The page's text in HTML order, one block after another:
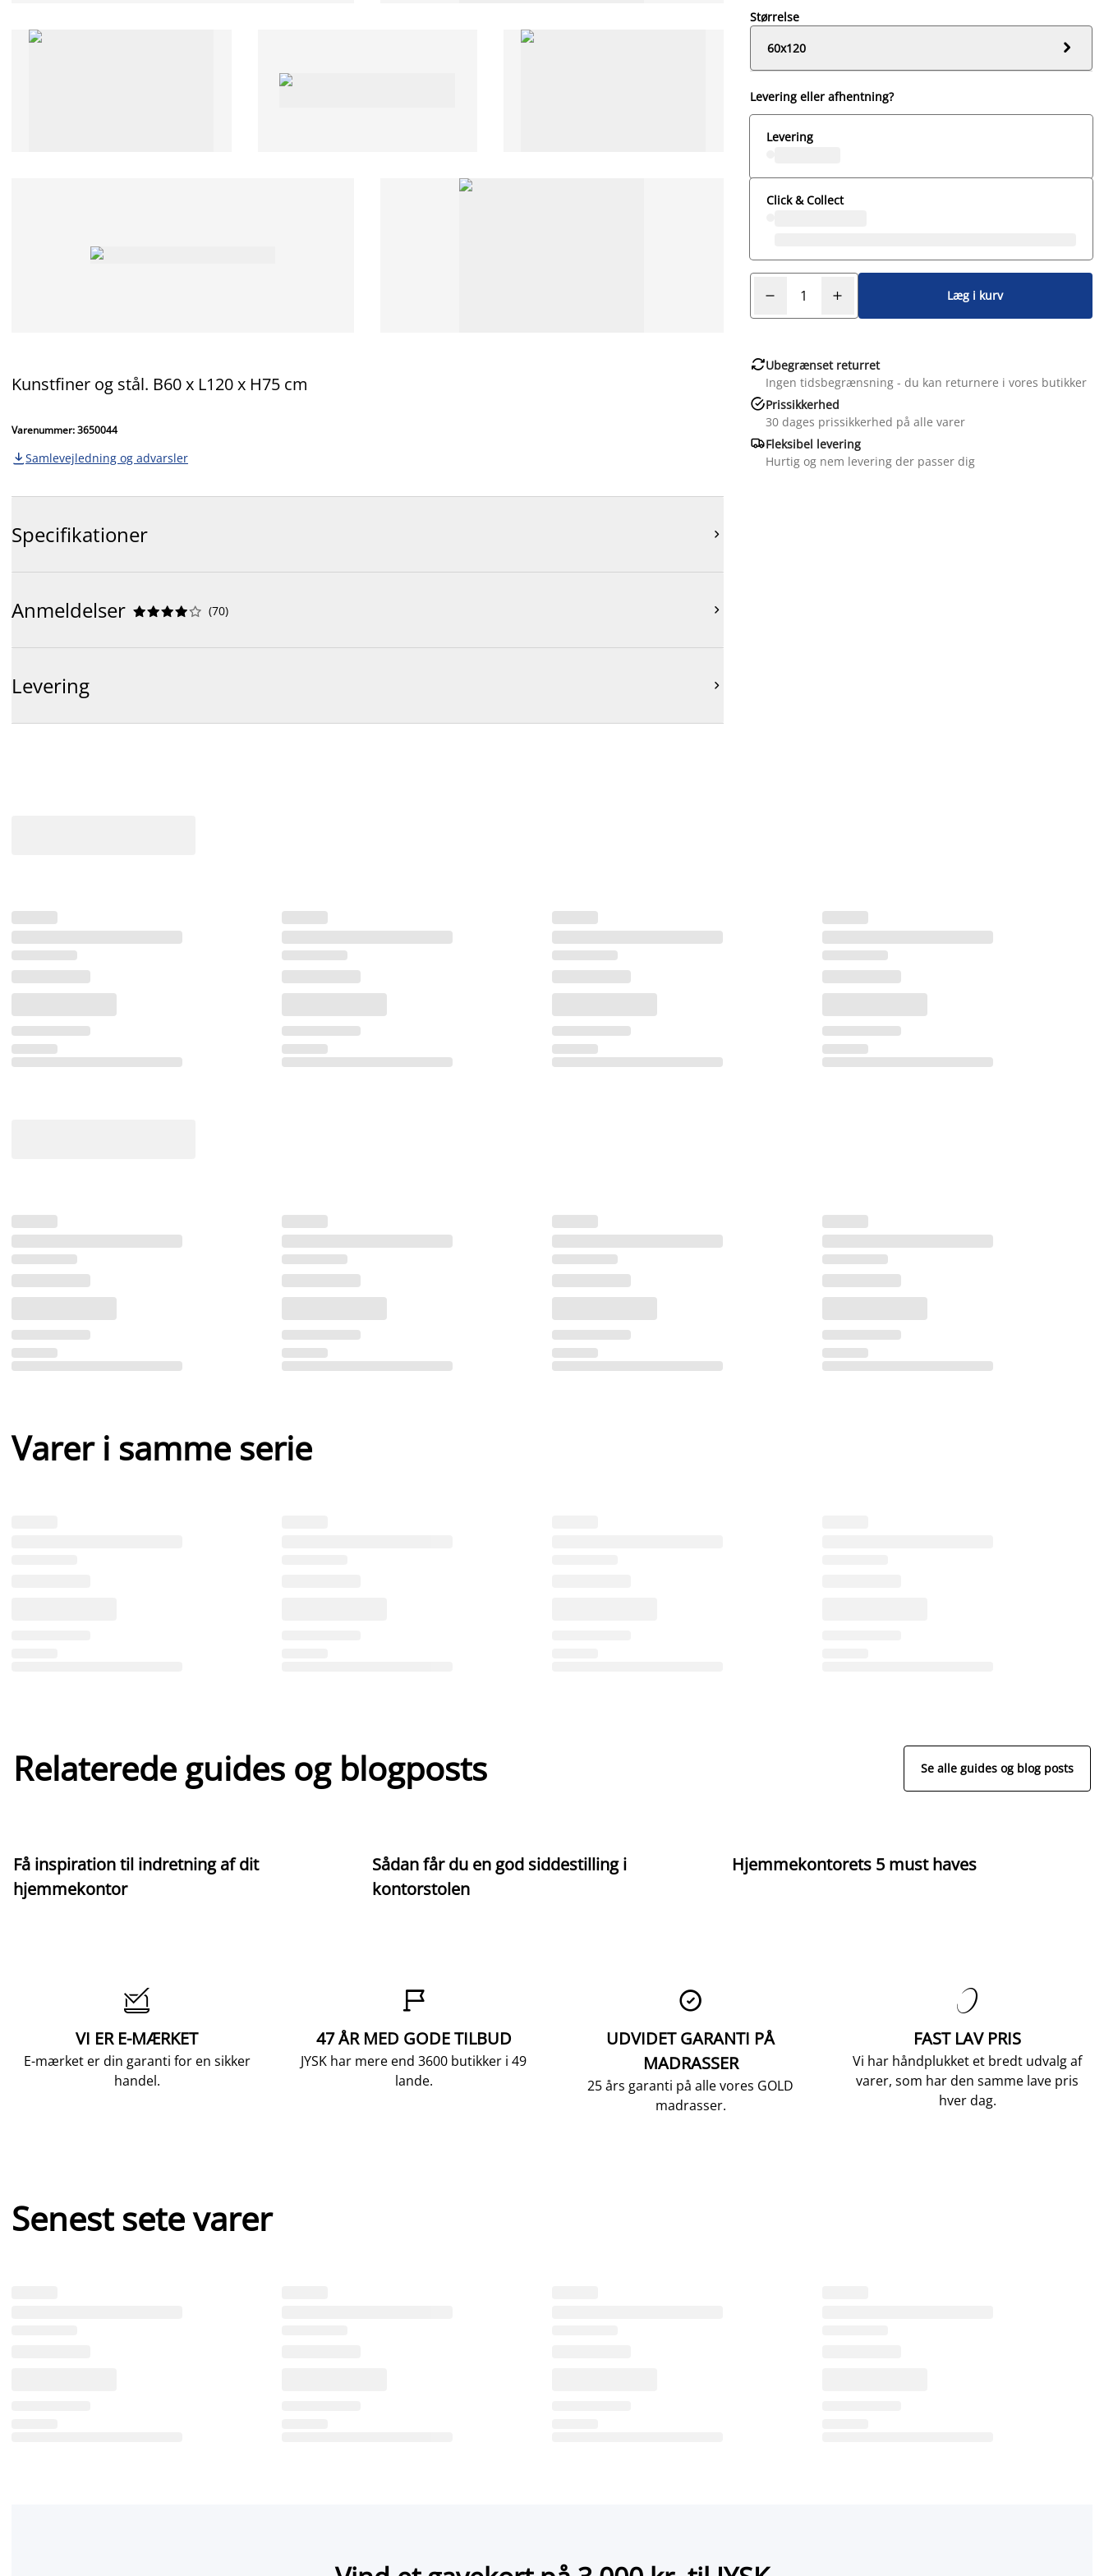
Kunstfiner og stål. B60 x L120 x H75 cm
Varenummer: 3650044
 Samlevejledning og advarsler
Specifikationer 
Anmeldelser 




 (70) 
Levering 
Størrelse
60x120

Levering eller afhentning?
Levering
Click & Collect
Læg i kurv
Ubegrænset returret
Ingen tidsbegrænsning - du kan returnere i vores butikker
Prissikkerhed
30 dages prissikkerhed på alle varer
Fleksibel levering
Hurtig og nem levering der passer dig
Varer i samme serie
Relaterede guides og blogposts Se alle guides og blog posts
Få inspiration til indretning af dit
hjemmekontor
Sådan får du en god siddestilling i
kontorstolen
Hjemmekontorets 5 must haves

VI ER E-MÆRKET
E-mærket er din garanti for en sikker
handel.

47 ÅR MED GODE TILBUD
JYSK har mere end 3600 butikker i 49
lande.

UDVIDET GARANTI PÅ
MADRASSER
25 års garanti på alle vores GOLD
madrasser.

FAST LAV PRIS
Vi har håndplukket et bredt udvalg af
varer, som har den samme lave pris
hver dag.
Senest sete varer